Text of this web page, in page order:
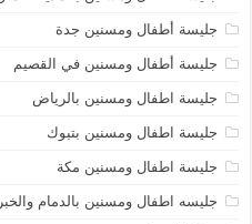
جليسة أطفال ومسنين جدة
جليسة أطفال ومسنين في القصيم
جليسة اطفال ومسنين بالرياض
جليسة اطفال ومسنين بتبوك
جليسة اطفال ومسنين مكة
جليسه اطفال ومسنين بالدمام والخبر